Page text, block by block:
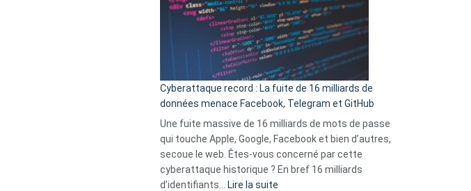
secondes
:
Le
Wrapped
Party
pour
comparer
vos
goûts
musicaux
avec
9
amis
Cyberattaque record : La fuite de 16 milliards de
données menace Facebook, Telegram et GitHub
Une fuite massive de 16 milliards de mots de passe
qui touche Apple, Google, Facebook et bien d’autres,
secoue le web. Êtes-vous concerné par cette
cyberattaque historique ? En bref 16 milliards
d’identifiants…
Lire la suite